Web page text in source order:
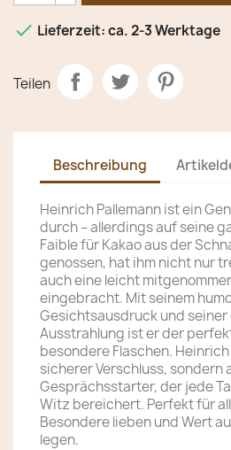
 Lieferzeit: ca. 2-3 Werktage
Teilen
Beschreibung
Heinrich Pallemann ist ein
durch – allerdings auf seine
Faible für Kakao aus der
genossen, hat ihm nicht nur
auch eine leicht
eingebracht. Mit seinem
Gesichtsausdruck und
Ausstrahlung ist er der
besondere Flaschen.
sicherer Verschluss, sondern
Gesprächsstarter, der jede
Witz bereichert. Perfekt für
Besondere lieben und Wert
legen.